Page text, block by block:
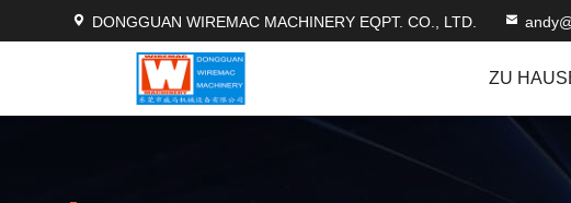
DONGGUAN WIREMAC MACHINERY EQPT. CO., LTD.
ZU